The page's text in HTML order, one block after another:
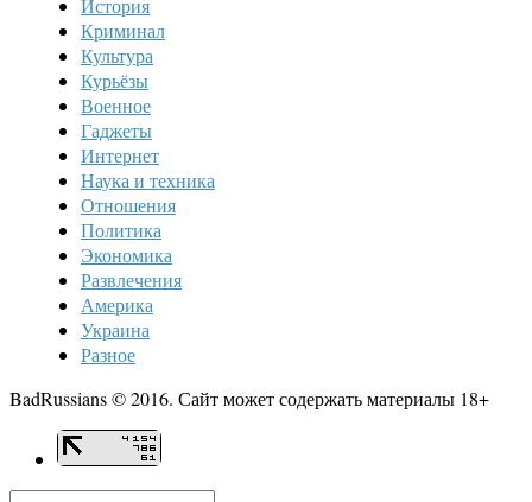
История
Криминал
Культура
Курьёзы
Военное
Гаджеты
Интернет
Наука и техника
Отношения
Политика
Экономика
Развлечения
Америка
Украина
Разное
BadRussians © 2016. Сайт может содержать материалы 18+